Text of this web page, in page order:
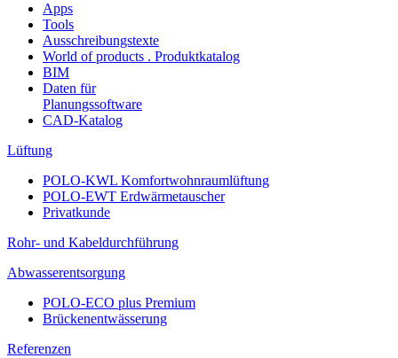
Apps
Tools
Ausschreibungstexte
World of products . Produktkatalog
BIM
Daten für
Planungssoftware
CAD-Katalog
Lüftung
POLO-KWL Komfortwohnraumlüftung
POLO-EWT Erdwärmetauscher
Privatkunde
Rohr- und Kabeldurchführung
Abwasserentsorgung
POLO-ECO plus Premium
Brückenentwässerung
Referenzen